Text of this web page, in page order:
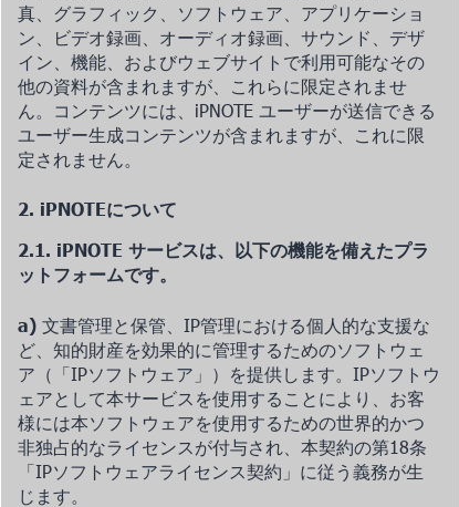
真、グラフィック、ソフトウェア、アプリケーショ
ン、ビデオ録画、オーディオ録画、サウンド、デザ
イン、機能、およびウェブサイトで利用可能なその
他の資料が含まれますが、これらに限定されませ
ん。コンテンツには、iPNOTE ユーザーが送信できる
ユーザー生成コンテンツが含まれますが、これに限
定されません。
2. iPNOTEについて
2.1. iPNOTE サービスは、以下の機能を備えたプラ
ットフォームです。
a) 文書管理と保管、IP管理における個人的な支援な
ど、知的財産を効果的に管理するためのソフトウェ
ア（「IPソフトウェア」）を提供します。IPソフトウ
ェアとして本サービスを使用することにより、お客
様には本ソフトウェアを使用するための世界的かつ
非独占的なライセンスが付与され、本契約の第18条
「IPソフトウェアライセンス契約」に従う義務が生
じます。